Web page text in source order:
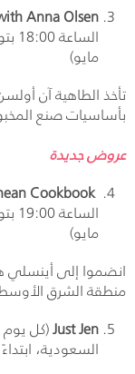
Anna Olsen
مايو)
تأخذ الطاهية آن
بأساسيات صنع
عروض جديدة
Cookbook
مايو)
انضموا إلى أينسلي
منطقة الشرق
Just Jen
السعودية، ابتداءً من